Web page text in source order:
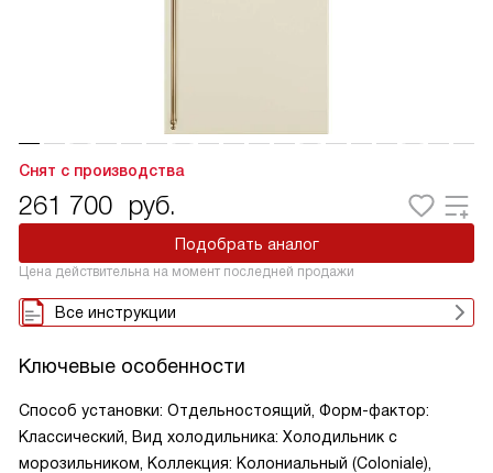
Снят с производства
261 700 руб.
Подобрать аналог
Цена действительна на момент последней продажи
Все инструкции
Ключевые особенности
Способ установки: Отдельностоящий, Форм-фактор:
Классический, Вид холодильника: Холодильник с
морозильником, Коллекция: Колониальный (Coloniale),